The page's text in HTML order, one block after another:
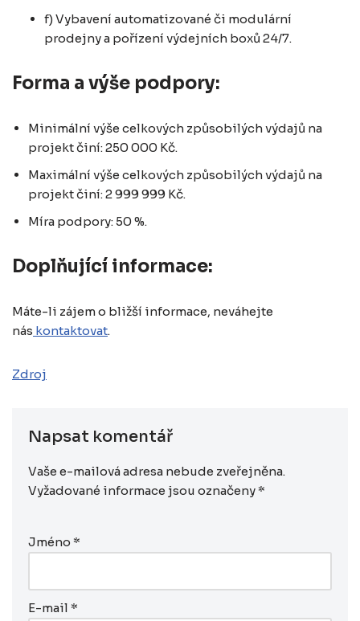
f) Vybavení automatizované či modulární
prodejny a pořízení výdejních boxů 24/7.
Forma a výše podpory:
Minimální výše celkových způsobilých výdajů na
projekt činí: 250 000 Kč.
Maximální výše celkových způsobilých výdajů na
projekt činí: 2 999 999 Kč.
Míra podpory: 50 %.
Doplňující informace:
Máte-li zájem o bližší informace, neváhejte
nás kontaktovat.
Zdroj
Napsat komentář
Vaše e-mailová adresa nebude zveřejněna.
Vyžadované informace jsou označeny *
Jméno *
E-mail *